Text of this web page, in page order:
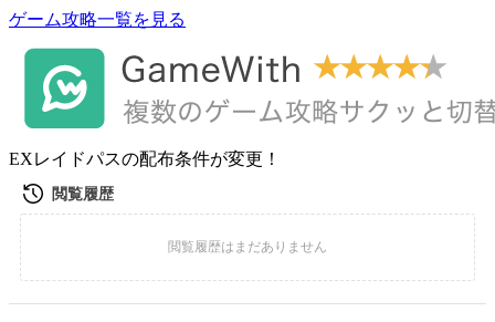
ゲーム攻略一覧を見る
EXレイドパスの配布条件が変更！